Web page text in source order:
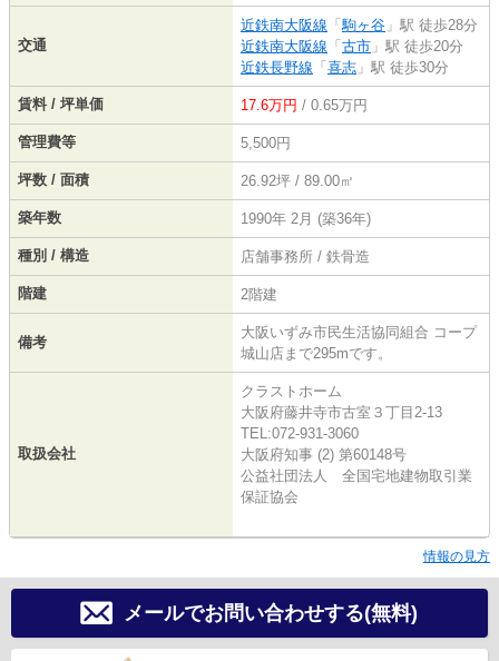
交通
近鉄南大阪線 「駒ヶ谷 」駅 徒歩28分
近鉄南大阪線 「 古市 」駅 徒歩20分
近鉄長野線 「 喜志 」駅 徒歩30分
賃料 / 坪単価 17.6万円 / 0.65万円
管理費等 5,500円
坪数 / 面積 26.92坪 / 89.00㎡
築年数 1990年 2月 (築36年)
種別 / 構造 店舗事務所 / 鉄骨造
階建 2階建
備考
大阪いずみ市民生活協同組合 コープ
城山店まで295mです。
取扱会社
クラストホーム
大阪府藤井寺市古室３丁目2-13
TEL:072-931-3060
大阪府知事 (2) 第60148号
公益社団法人 全国宅地建物取引業
保証協会
情報の見方
メールでお問い合わせする(無料)